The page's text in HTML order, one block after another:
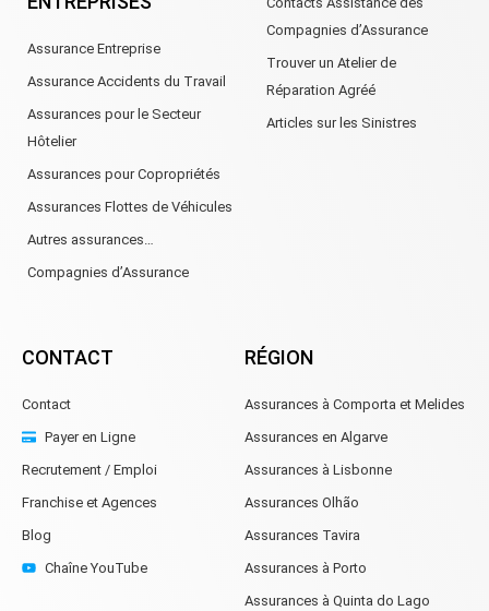
Assurance Entreprise
Assurance Accidents du Travail
Assurances pour le Secteur
Hôtelier
Assurances pour Copropriétés
Assurances Flottes de Véhicules
Autres assurances…
Compagnies d’Assurance
Compagnies d’Assurance
Trouver un Atelier de
Réparation Agréé
Articles sur les Sinistres
CONTACT
Contact
Payer en Ligne
Recrutement / Emploi
Franchise et Agences
Blog
Chaîne YouTube
RÉGION
Assurances à Comporta et Melides
Assurances en Algarve
Assurances à Lisbonne
Assurances Olhão
Assurances Tavira
Assurances à Porto
Assurances à Quinta do Lago